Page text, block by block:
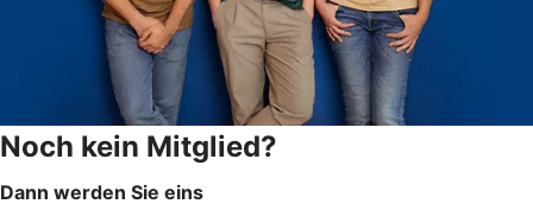
Noch kein Mitglied?
Dann werden Sie eins